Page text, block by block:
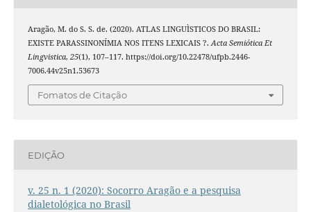
Aragão, M. do S. S. de. (2020). ATLAS LINGUÌSTICOS DO BRASIL:
EXISTE PARASSINONÍMIA NOS ITENS LEXICAIS ?.Acta Semiótica Et
Lingvistica, 25(1), 107–117. https://doi.org/10.22478/ufpb.2446-
7006.44v25n1.53673
Fomatos de Citação
EDIÇÃO
v. 25 n. 1 (2020): Socorro Aragão e a pesquisa
dialetológica no Brasil